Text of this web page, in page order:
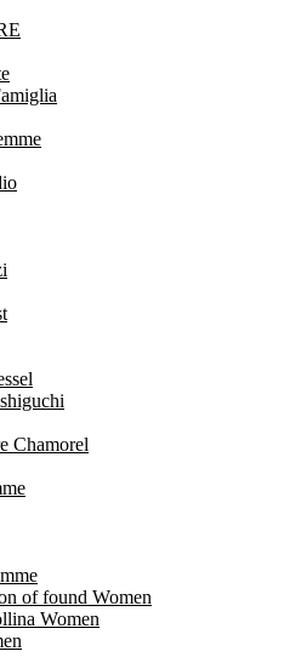
Chamorel
of found Women
Women